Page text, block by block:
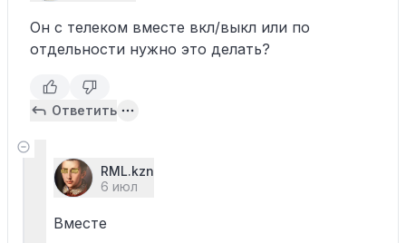
Он с телеком вместе вкл/выкл или по
отдельности нужно это делать?
Ответить
RML.kzn
6 июл
Вместе